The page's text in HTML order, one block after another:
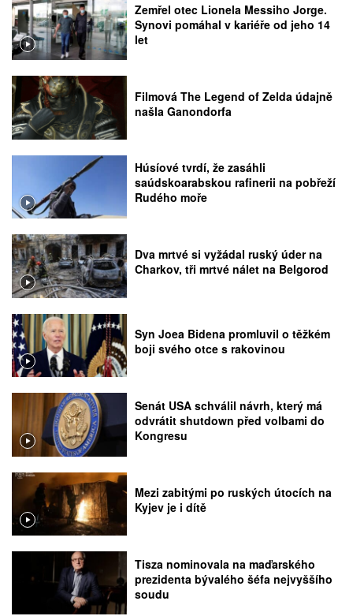
Zemřel otec Lionela Messiho Jorge.
Synovi pomáhal v kariéře od jeho 14
let
Filmová The Legend of Zelda údajně
našla Ganondorfa
Húsíové tvrdí, že zasáhli
saúdskoarabskou rafinerii na pobřeží
Rudého moře
Dva mrtvé si vyžádal ruský úder na
Charkov, tři mrtvé nálet na Belgorod
Syn Joea Bidena promluvil o těžkém
boji svého otce s rakovinou
Senát USA schválil návrh, který má
odvrátit shutdown před volbami do
Kongresu
Mezi zabitými po ruských útocích na
Kyjev je i dítě
Tisza nominovala na maďarského
prezidenta bývalého šéfa nejvyššího
soudu